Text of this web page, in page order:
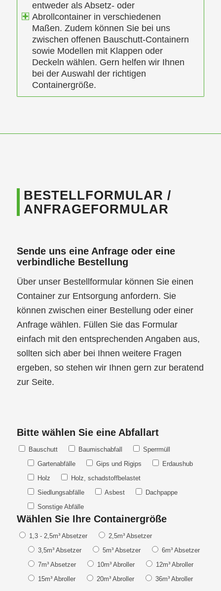
entweder als Absetz- oder
Abrollcontainer in verschiedenen
Maßen. Zudem können Sie bei uns
zwischen offenen Bauschutt-Containern
sowie Modellen mit Klappen oder
Deckeln wählen. Gern helfen wir Ihnen
bei der Auswahl der richtigen
Containergröße.
BESTELLFORMULAR /
ANFRAGEFORMULAR
Sende uns eine Anfrage oder eine
verbindliche Bestellung
Über unser Bestellformular können Sie einen
Container zur Entsorgung anfordern. Sie
können zwischen einer Bestellung oder einer
Anfrage wählen. Füllen Sie das Formular
einfach mit den entsprechenden Angaben aus,
sollten sich aber bei Ihnen weitere Fragen
ergeben, so stehen wir Ihnen gern zur beratend
zur Seite.
Bitte wählen Sie eine Abfallart
Bauschutt Baumischabfall
Sperrmüll
Gartenabfälle
Gips und Rigips
Erdaushub
Holz
Holz, schadstoffbelastet
Siedlungsabfälle
Asbest
Dachpappe
Sonstige Abfälle
Wählen Sie Ihre Containergröße
1,3 - 2,5m³ Absetzer
2,5m³ Absetzer
3,5m³ Absetzer
5m³ Absetzer
6m³ Absetzer
7m³ Absetzer
10m³ Abroller
12m³ Abroller
15m³ Abroller
20m³ Abroller 36m³ Abroller